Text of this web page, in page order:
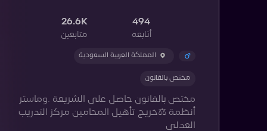
494
أتابعه
26.6K
متابعين
المملكة العربية السعودية
مختص بالقانون
مختص بالقانون حاصل على الشريعة .وماستر
أنظمة ⚖️خريج تأهيل المحامين مركز التدريب
العدلي